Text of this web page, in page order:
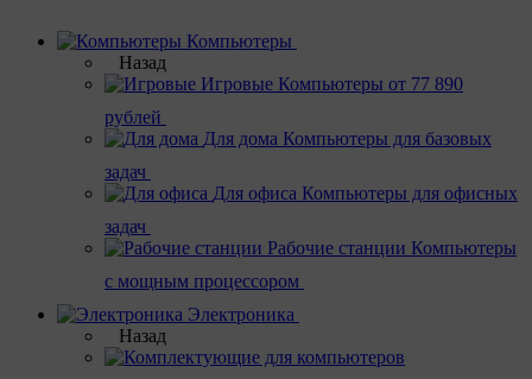
Компьютеры
Назад
Игровые Компьютеры от 77 890
рублей
Для дома Компьютеры для базовых
задач
Для офиса Компьютеры для офисных
задач
Рабочие станции Компьютеры
с мощным процессором
Электроника
Назад